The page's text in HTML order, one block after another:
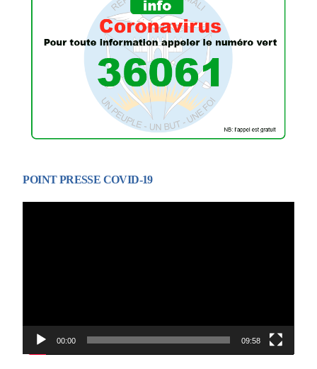
POINT PRESSE COVID-19
00:00 09:58